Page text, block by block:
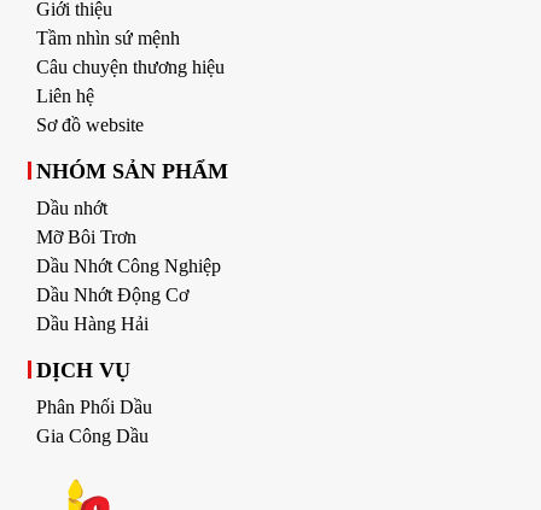
Giới thiệu
Tầm nhìn sứ mệnh
Câu chuyện thương hiệu
Liên hệ
Sơ đồ website
NHÓM SẢN PHẨM
Dầu nhớt
Mỡ Bôi Trơn
Dầu Nhớt Công Nghiệp
Dầu Nhớt Động Cơ
Dầu Hàng Hải
DỊCH VỤ
Phân Phối Dầu
Gia Công Dầu